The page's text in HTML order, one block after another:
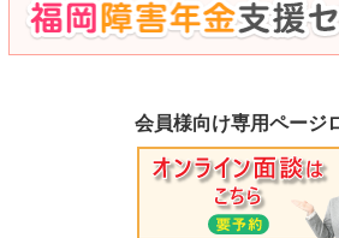
会員様向け専用ページ